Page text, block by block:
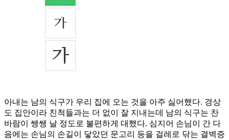
아내는 남의 식구가 우리 집에 오는 것을 아주 싫어했다. 경상
도 집안이라 친척들과는 더 없이 잘 지내는데 남의 식구는 찬
바람이 쌩쌩 날 정도로 불편하게 대했다. 심지어 손님이 간 다
음에는 손님의 손길이 닿았던 문고리 등을 걸레로 닦는 결벽증